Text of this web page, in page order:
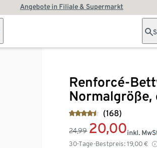
Angebote in Filiale & Supermarkt
Renforcé-
Normalgröße,
(168)
24,99 20,00
30-Tage-Bestpreis: 19,00 €
inkl.